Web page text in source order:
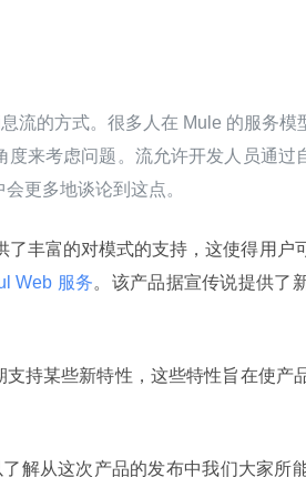
流的方式。很多人在 Mule 的服务模
来考虑问题。流允许开发人员通过
更多地谈论到这点。
了丰富的对模式的支持，这使得用户
Web 服务。该产品据宣传说提供了
支持某些新特性，这些特性旨在使产
解从这次产品的发布中我们大家所